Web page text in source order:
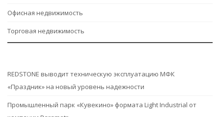
Офисная недвижимость
Торговая недвижимость
REDSTONE выводит техническую эксплуатацию МФК
«Праздник» на новый уровень надежности
Промышленный парк «Кувекино» формата Light Industrial от